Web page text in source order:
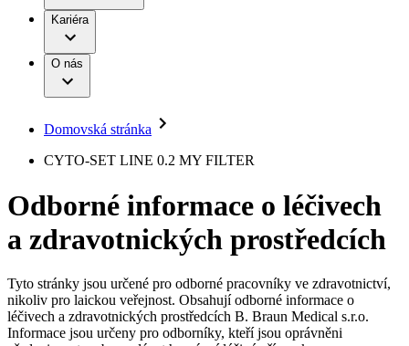
Léčba bolesti
Mimotělní očišťování krve
Neurochirurgie
Onkologie
Ortopedie
Páteřní chirurgie
Péče o rány
Prevence a kontrola infekcí
Uzavírání ran
Řešení
Onemocnění
B. Braun Avitum
Práce a kariéra
Naše kultura
Vaše příležitost​
Nabídky pracovních míst
Odpovědnost
Média
Tiskové zprávy
Kontakt
Kontaktní formulář
Registrace k odběru newsletteru
Odpovědnost
Kariéra
O nás
Domovská stránka
CYTO-SET LINE 0.2 MY FILTER
Odborné informace o léčivech
a zdravotnických prostředcích
Tyto stránky jsou určené pro odborné pracovníky ve zdravotnictví,
nikoliv pro laickou veřejnost. Obsahují odborné informace o
léčivech a zdravotnických prostředcích B. Braun Medical s.r.o.
Informace jsou určeny pro odborníky, kteří jsou oprávněni